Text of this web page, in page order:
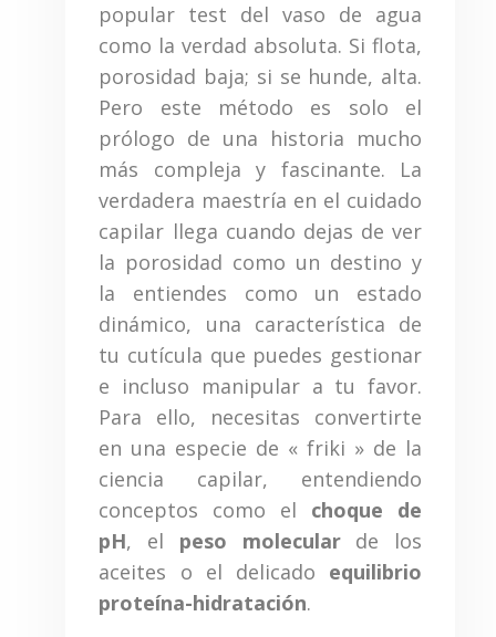
popular test del vaso de agua
como la verdad absoluta. Si flota,
porosidad baja; si se hunde, alta.
Pero este método es solo el
prólogo de una historia mucho
más compleja y fascinante. La
verdadera maestría en el cuidado
capilar llega cuando dejas de ver
la porosidad como un destino y
la entiendes como un estado
dinámico, una característica de
tu cutícula que puedes gestionar
e incluso manipular a tu favor.
Para ello, necesitas convertirte
en una especie de « friki » de la
ciencia capilar, entendiendo
conceptos como el choque de
pH, el peso molecularde los
aceites o el delicado equilibrio
proteína-hidratación.